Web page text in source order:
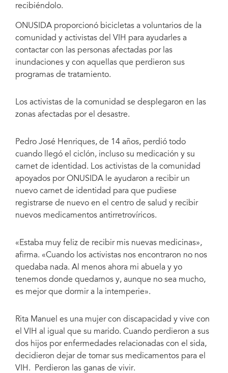
recibiéndolo.
ONUSIDA proporcionó bicicletas a voluntarios de la
comunidad y activistas del VIH para ayudarles a
contactar con las personas afectadas por las
inundaciones y con aquellas que perdieron sus
programas de tratamiento.
Los activistas de la comunidad se desplegaron en las
zonas afectadas por el desastre.
Pedro José Henriques, de 14 años, perdió todo
cuando llegó el ciclón, incluso su medicación y su
carnet de identidad. Los activistas de la comunidad
apoyados por ONUSIDA le ayudaron a recibir un
nuevo carnet de identidad para que pudiese
registrarse de nuevo en el centro de salud y recibir
nuevos medicamentos antirretrovíricos.
«Estaba muy feliz de recibir mis nuevas medicinas»,
afirma. «Cuando los activistas nos encontraron no nos
quedaba nada. Al menos ahora mi abuela y yo
tenemos donde quedarnos y, aunque no sea mucho,
es mejor que dormir a la intemperie».
Rita Manuel es una mujer con discapacidad y vive con
el VIH al igual que su marido. Cuando perdieron a sus
dos hijos por enfermedades relacionadas con el sida,
decidieron dejar de tomar sus medicamentos para el
VIH. Perdieron las ganas de vivir.